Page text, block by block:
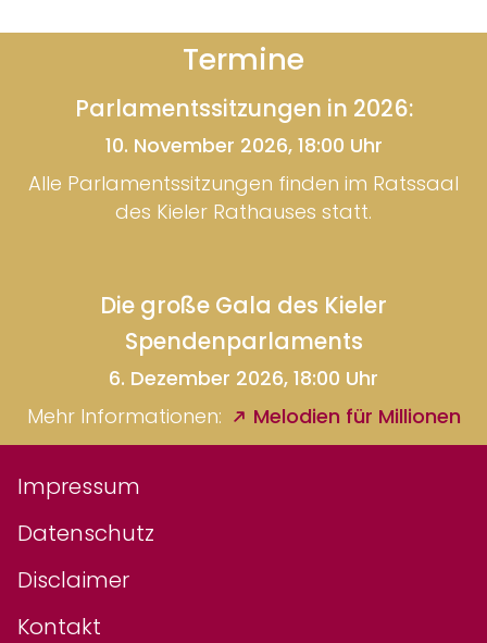
Termine
Parlamentssitzungen in 2026:
10. November 2026, 18:00 Uhr
Alle Parlamentssitzungen finden im Ratssaal
des Kieler Rathauses statt.
Die große Gala des Kieler
Spendenparlaments
6. Dezember 2026, 18:00 Uhr
Mehr Informationen:
Melodien für Millionen
Impressum
Datenschutz
Disclaimer
Kontakt